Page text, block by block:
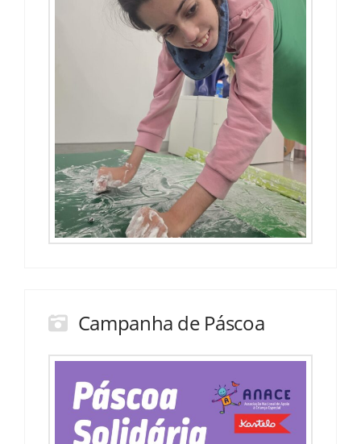
Campanha de Páscoa